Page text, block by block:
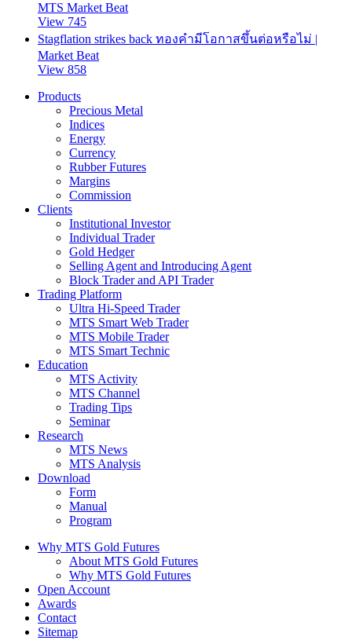
MTS Market Beat
View 745
Stagflation strikes back ทองคำมีโอกาสขึ้นต่อหรือไม่ |
Market Beat
View 858
Products
Precious Metal
Indices
Energy
Currency
Rubber Futures
Margins
Commission
Clients
Institutional Investor
Individual Trader
Gold Hedger
Selling Agent and Introducing Agent
Block Trader and API Trader
Trading Platform
Ultra Hi-Speed Trader
MTS Smart Web Trader
MTS Mobile Trader
MTS Smart Technic
Education
MTS Activity
MTS Channel
Trading Tips
Seminar
Research
MTS News
MTS Analysis
Download
Form
Manual
Program
Why MTS Gold Futures
About MTS Gold Futures
Why MTS Gold Futures
Open Account
Awards
Contact
Sitemap